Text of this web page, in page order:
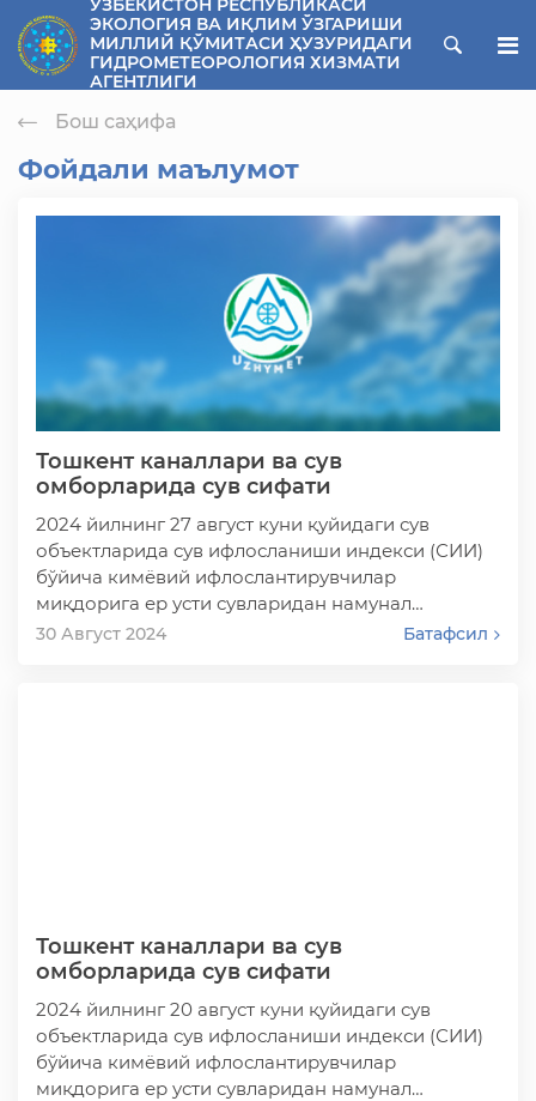
menu
ЎЗБЕКИСТОН РЕСПУБЛИКАСИ
ЭКОЛОГИЯ ВА ИҚЛИМ ЎЗГАРИШИ
МИЛЛИЙ ҚЎМИТАСИ ҲУЗУРИДАГИ
ГИДРОМЕТЕОРОЛОГИЯ ХИЗМАТИ
АГЕНТЛИГИ
Бош саҳифа
Фойдали маълумот
Тошкент каналлари ва сув
омборларида сув сифати
2024 йилнинг 27 август куни қуйидаги сув
объектларида сув ифлосланиши индекси (СИИ)
бўйича кимёвий ифлослантирувчилар
миқдорига ер усти сувларидан намунал…
30 Август 2024 Батафсил
Тошкент каналлари ва сув
омборларида сув сифати
2024 йилнинг 20 август куни қуйидаги сув
объектларида сув ифлосланиши индекси (СИИ)
бўйича кимёвий ифлослантирувчилар
миқдорига ер усти сувларидан намунал…